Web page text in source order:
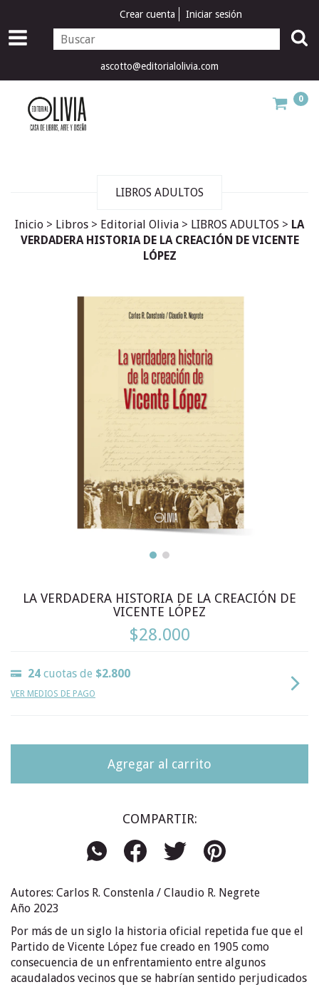
Crear cuenta Iniciar sesión
ascotto@editorialolivia.com
0
LIBROS ADULTOS
Inicio > Libros > Editorial Olivia > LIBROS ADULTOS > LA
VERDADERA HISTORIA DE LA CREACIÓN DE VICENTE
LÓPEZ
LA VERDADERA HISTORIA DE LA CREACIÓN DE
VICENTE LÓPEZ
$28.000
24 cuotas de $2.800
VER MEDIOS DE PAGO
COMPARTIR:
Autores: Carlos R. Constenla / Claudio R. Negrete
Año 2023
Por más de un siglo la historia oficial repetida fue que el
Partido de Vicente López fue creado en 1905 como
consecuencia de un enfrentamiento entre algunos
acaudalados vecinos que se habrían sentido perjudicados